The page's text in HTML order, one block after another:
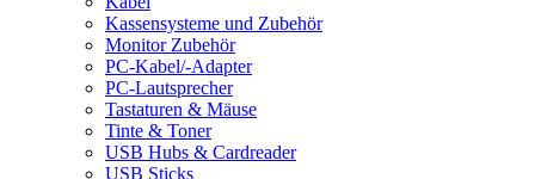
Kassensysteme und Zubehör
Monitor Zubehör
PC-Kabel/-Adapter
PC-Lautsprecher
Tastaturen & Mäuse
Tinte & Toner
USB Hubs & Cardreader
USB Sticks